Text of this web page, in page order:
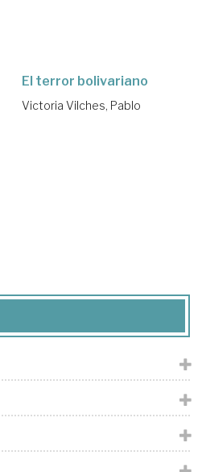
El terror bolivariano
Victoria Vilches, Pablo